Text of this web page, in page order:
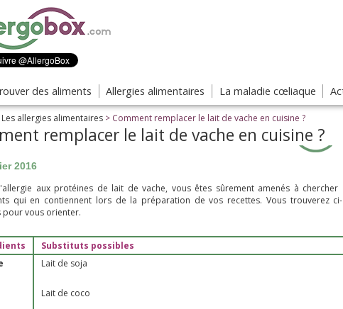
des aliments Allergies alimentaires La maladie cœliaque
Les allergies alimentaires > Comment remplacer le lait de vache en cuisine ?
remplacer le lait de vache en cuisine ?
2016
aux protéines de lait de vache, vous êtes sûrement amenés à chercher
qui en contiennent lors de la préparation de vos recettes. Vous trouverez
pour vous orienter.
Substituts possibles
Lait de soja
Lait de coco